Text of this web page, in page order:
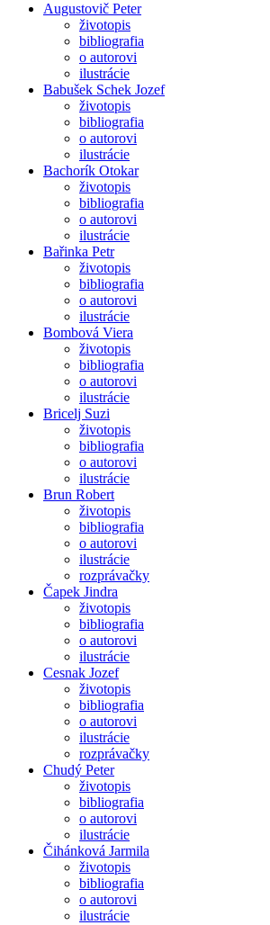
Augustovič Peter
životopis
bibliografia
o autorovi
ilustrácie
Babušek Schek Jozef
životopis
bibliografia
o autorovi
ilustrácie
Bachorík Otokar
životopis
bibliografia
o autorovi
ilustrácie
Bařinka Petr
životopis
bibliografia
o autorovi
ilustrácie
Bombová Viera
životopis
bibliografia
o autorovi
ilustrácie
Bricelj Suzi
životopis
bibliografia
o autorovi
ilustrácie
Brun Robert
životopis
bibliografia
o autorovi
ilustrácie
rozprávačky
Čapek Jindra
životopis
bibliografia
o autorovi
ilustrácie
Cesnak Jozef
životopis
bibliografia
o autorovi
ilustrácie
rozprávačky
Chudý Peter
životopis
bibliografia
o autorovi
ilustrácie
Čihánková Jarmila
životopis
bibliografia
o autorovi
ilustrácie